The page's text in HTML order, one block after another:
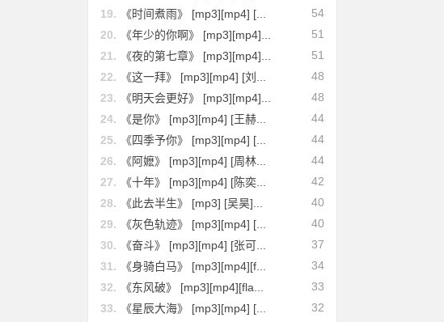
54
19.
《时间煮雨》 [mp3][mp4] [...
51
20.
《年少的你啊》 [mp3][mp4]...
51
21.
《夜的第七章》 [mp3][mp4]...
48
22.
《这一拜》 [mp3][mp4] [刘...
48
23.
《明天会更好》 [mp3][mp4]...
44
24.
《是你》 [mp3][mp4] [王赫...
44
25.
《四季予你》 [mp3][mp4] [...
44
26.
《阿嬷》 [mp3][mp4] [周林...
42
27.
《十年》 [mp3][mp4] [陈奕...
40
28.
《此去半生》 [mp3] [吴昊]...
40
29.
《灰色轨迹》 [mp3][mp4] [...
37
30.
《奋斗》 [mp3][mp4] [张可...
34
31.
《身骑白马》 [mp3][mp4][f...
33
32.
《东风破》 [mp3][mp4][fla...
32
33. 《星辰大海》 [mp3][mp4] [...